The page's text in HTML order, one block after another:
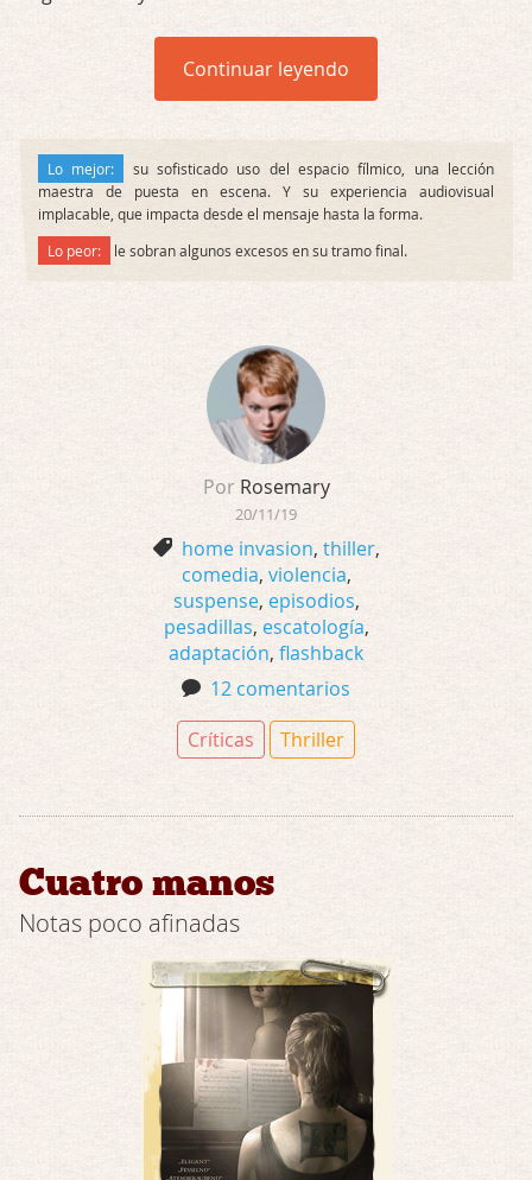
Continuar leyendo
Lo mejor:
su sofisticado uso del espacio fílmico, una lección
maestra de puesta en escena. Y su experiencia audiovisual
implacable, que impacta desde el mensaje hasta la forma.
Lo peor:
le sobran algunos excesos en su tramo final.
PorRosemary
20/11/19
home invasion, thiller,
comedia, violencia,
suspense, episodios,
pesadillas, escatología,
adaptación, flashback
12 comentarios
Críticas
Thriller
Cuatro manos
Notas poco afinadas